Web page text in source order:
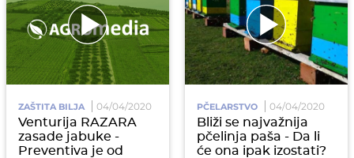
ZAŠTITA BILJA 04/04/2020
Venturija RAZARA
zasade jabuke -
Preventiva je od
PČELARSTVO 04/04/2020
Bliži se najvažnija
pčelinja paša - Da li
će ona ipak izostati?